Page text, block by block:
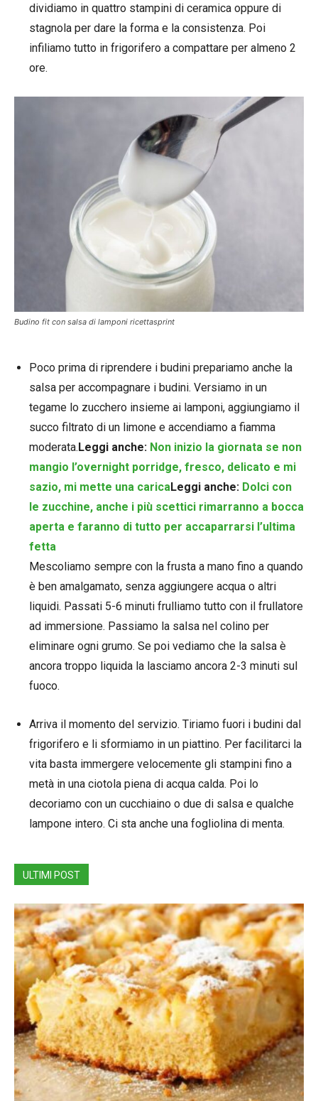
dividiamo in quattro stampini di ceramica oppure di
stagnola per dare la forma e la consistenza. Poi
infiliamo tutto in frigorifero a compattare per almeno 2
ore.
Budino fit con salsa di lamponi ricettasprint
Poco prima di riprendere i budini prepariamo anche la
salsa per accompagnare i budini. Versiamo in un
tegame lo zucchero insieme ai lamponi, aggiungiamo il
succo filtrato di un limone e accendiamo a fiamma
moderata.Leggi anche: Non inizio la giornata se non
mangio l’overnight porridge, fresco, delicato e mi
sazio, mi mette una caricaLeggi anche: Dolci con
le zucchine, anche i più scettici rimarranno a bocca
aperta e faranno di tutto per accaparrarsi l’ultima
fetta
Mescoliamo sempre con la frusta a mano fino a quando
è ben amalgamato, senza aggiungere acqua o altri
liquidi. Passati 5-6 minuti frulliamo tutto con il frullatore
ad immersione. Passiamo la salsa nel colino per
eliminare ogni grumo. Se poi vediamo che la salsa è
ancora troppo liquida la lasciamo ancora 2-3 minuti sul
fuoco.
Arriva il momento del servizio. Tiriamo fuori i budini dal
frigorifero e li sformiamo in un piattino. Per facilitarci la
vita basta immergere velocemente gli stampini fino a
metà in una ciotola piena di acqua calda. Poi lo
decoriamo con un cucchiaino o due di salsa e qualche
lampone intero. Ci sta anche una fogliolina di menta.
ULTIMI POST